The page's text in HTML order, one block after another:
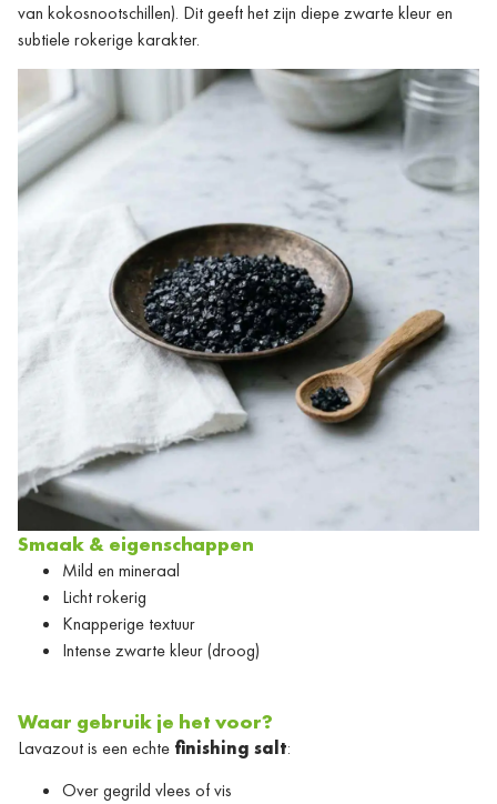
van kokosnootschillen). Dit geeft het zijn diepe zwarte kleur en
subtiele rokerige karakter.
Smaak & eigenschappen
Mild en mineraal
Licht rokerig
Knapperige textuur
Intense zwarte kleur (droog)
Waar gebruik je het voor?
Lavazout is een echte finishing salt:
Over gegrild vlees of vis